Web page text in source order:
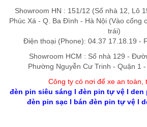
Showroom HN : 151/12 (Số nhà 12, Lô
Phúc Xá - Q. Ba Đình - Hà Nội (Vào cổng
trái)
Điện thoại (Phone): 04.37 17.18.19 -
Showroom HCM : Số nhà 129 -
Phường Nguyễn Cư Trinh - Quận 1
Công ty có nơi để xe an toàn,
đèn pin siêu sáng l đèn pin tự vệl den
đèn pin sạcl bán đèn pin tự vệl